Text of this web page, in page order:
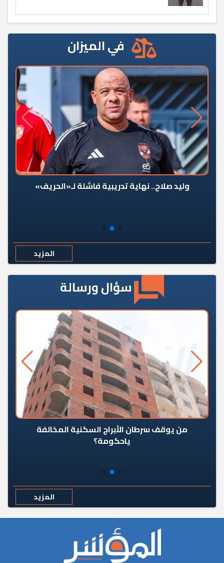
في الميزان
وليد صلاح.. نهاية تدريبية فاشلة لـ«الحريف»
المزيد
سؤال ورسالة
من يوقف سرطان الأبراج السكنية المخالفة
ياحكومة؟
المزيد